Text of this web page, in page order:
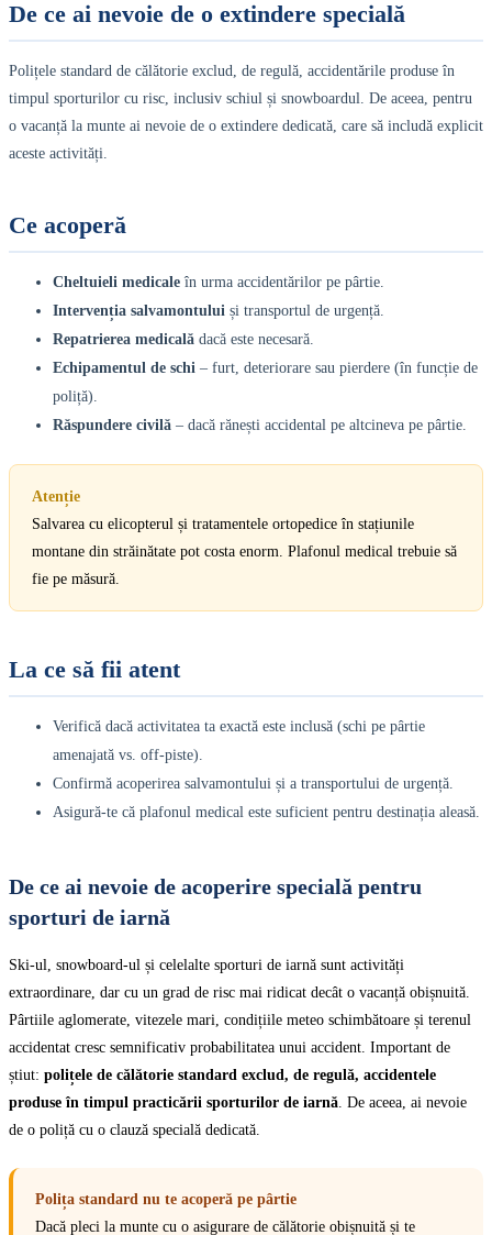
De ce ai nevoie de o extindere specială
Polițele standard de călătorie exclud, de regulă, accidentările produse în
timpul sporturilor cu risc, inclusiv schiul și snowboardul. De aceea, pentru
o vacanță la munte ai nevoie de o extindere dedicată, care să includă explicit
aceste activități.
Ce acoperă
Cheltuieli medicale în urma accidentărilor pe pârtie.
Intervenția salvamontului și transportul de urgență.
Repatrierea medicală dacă este necesară.
Echipamentul de schi – furt, deteriorare sau pierdere (în funcție de
poliță).
Răspundere civilă – dacă rănești accidental pe altcineva pe pârtie.
Atenție
Salvarea cu elicopterul și tratamentele ortopedice în stațiunile
montane din străinătate pot costa enorm. Plafonul medical trebuie să
fie pe măsură.
La ce să fii atent
Verifică dacă activitatea ta exactă este inclusă (schi pe pârtie
amenajată vs. off-piste).
Confirmă acoperirea salvamontului și a transportului de urgență.
Asigură-te că plafonul medical este suficient pentru destinația aleasă.
De ce ai nevoie de acoperire specială pentru
sporturi de iarnă
Ski-ul, snowboard-ul și celelalte sporturi de iarnă sunt activități
extraordinare, dar cu un grad de risc mai ridicat decât o vacanță obișnuită.
Pârtiile aglomerate, vitezele mari, condițiile meteo schimbătoare și terenul
accidentat cresc semnificativ probabilitatea unui accident. Important de
știut: polițele de călătorie standard exclud, de regulă, accidentele
produse în timpul practicării sporturilor de iarnă . De aceea, ai nevoie
de o poliță cu o clauză specială dedicată.
Polița standard nu te acoperă pe pârtie
Dacă pleci la munte cu o asigurare de călătorie obișnuită și te